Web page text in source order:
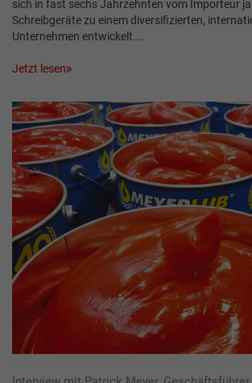
sich in fast sechs Jahrzehnten vom Importeur
Schreibgeräte zu einem diversifizierten,
Unternehmen entwickelt.…
Jetzt lesen